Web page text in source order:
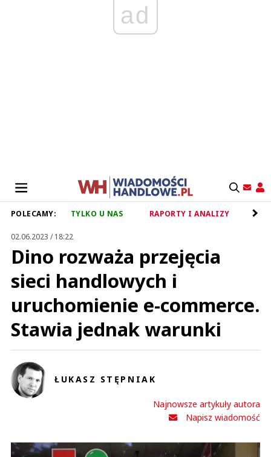
ad
POLECAMY: TYLKO U NAS RAPORTY I ANALIZY
02.06.2023 / 18:22
Dino rozważa przejęcia
sieci handlowych i
uruchomienie e-commerce.
Stawia jednak warunki
ŁUKASZ STĘPNIAK
Najnowsze artykuły autora
Napisz wiadomość